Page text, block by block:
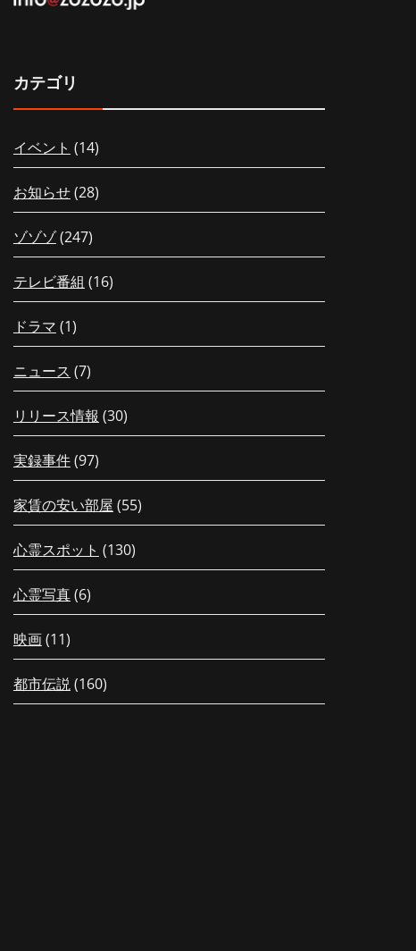
カテゴリ
イベント (14)
お知らせ(28)
ゾゾゾ(247)
テレビ番組 (16)
ドラマ (1)
ニュース (7)
リリース情報 (30)
実録事件(97)
家賃の安い部屋 (55)
心霊スポット (130)
心霊写真(6)
映画(11)
都市伝説(160)